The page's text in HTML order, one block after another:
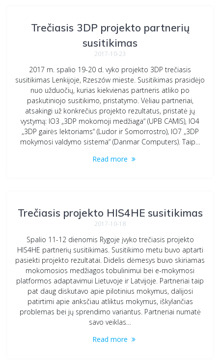
Trečiasis 3DP projekto partnerių
susitikimas
2017-10-23
2017 m. spalio 19-20 d. vyko projekto 3DP trečiasis
susitikimas Lenkijoje, Rzeszów mieste. Susitikimas prasidėjo
nuo užduočių, kurias kiekvienas partneris atliko po
paskutiniojo susitikimo, pristatymo. Vėliau partneriai,
atsakingi už konkrečius projekto rezultatus, pristatė jų
vystymą: IO3 „3DP mokomoji medžiaga“ (UPB CAMIS), IO4
„3DP gairės lektoriams“ (Ludor ir Somorrostro), IO7 „3DP
mokymosi valdymo sistema“ (Danmar Computers). Taip…
Read more
Trečiasis projekto HIS4HE susitikimas
2017-10-18
Spalio 11-12 dienomis Rygoje įvyko trečiasis projekto
HIS4HE partnerių susitikimas. Susitikimo metu buvo aptarti
pasiekti projekto rezultatai. Didelis dėmesys buvo skiriamas
mokomosios medžiagos tobulinimui bei e-mokymosi
platformos adaptavimui Lietuvoje ir Latvijoje. Partneriai taip
pat daug diskutavo apie pilotinius mokymus, dalijosi
patirtimi apie anksčiau atliktus mokymus, iškylančias
problemas bei jų sprendimo variantus. Partneriai numatė
savo veiklas…
Read more